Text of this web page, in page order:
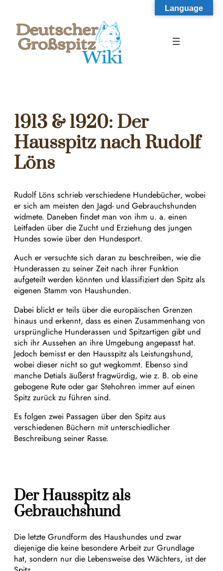
springen
1913 & 1920: Der
Hausspitz nach Rudolf
Löns
Rudolf Löns schrieb verschiedene Hundebücher, wobei
er sich am meisten den Jagd- und Gebrauchshunden
widmete. Daneben findet man von ihm u. a. einen
Leitfaden über die Zucht und Erziehung des jungen
Hundes sowie über den Hundesport.
Auch er versuchte sich daran zu beschreiben, wie die
Hunderassen zu seiner Zeit nach ihrer Funktion
aufgeteilt werden könnten und klassifiziert den Spitz als
eigenen Stamm von Haushunden.
Dabei blickt er teils über die europäischen Grenzen
hinaus und erkennt, dass es einen Zusammenhang von
ursprüngliche Hunderassen und Spitzartigen gibt und
sich ihr Aussehen an ihre Umgebung angepasst hat.
Jedoch bemisst er den Hausspitz als Leistungshund,
wobei dieser nicht so gut wegkommt. Ebenso sind
manche Detials äußerst fragwürdig, wie z. B. ob eine
gebogene Rute oder gar Stehohren immer auf einen
Spitz zurück zu führen sind.
Es folgen zwei Passagen über den Spitz aus
verschiedenen Büchern mit unterschiedlicher
Beschreibung seiner Rasse.
Der Hausspitz als
Gebrauchshund
Die letzte Grundform des Haushundes und zwar
diejenige die keine besondere Arbeit zur Grundlage
hat, sondern nur die Lebensweise des Wächters, ist der
Language